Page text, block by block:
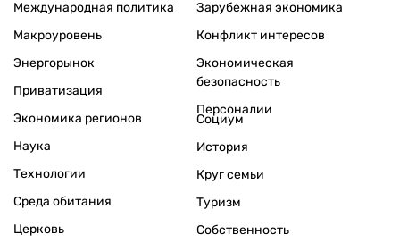
Международная политика
Макроуровень
Энергорынок
Приватизация
Экономика регионов
Зарубежная экономика
Конфликт интересов
Экономическая
безопасность
Персоналии
Наука
Технологии
Среда обитания
Церковь
Социум
История
Круг семьи
Туризм
Собственность